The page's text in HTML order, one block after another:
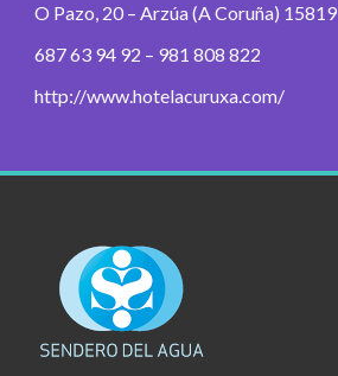
O Pazo, 20 – Arzúa (A Coruña) 15819
687 63 94 92 – 981 808 822
http://www.hotelacuruxa.com/